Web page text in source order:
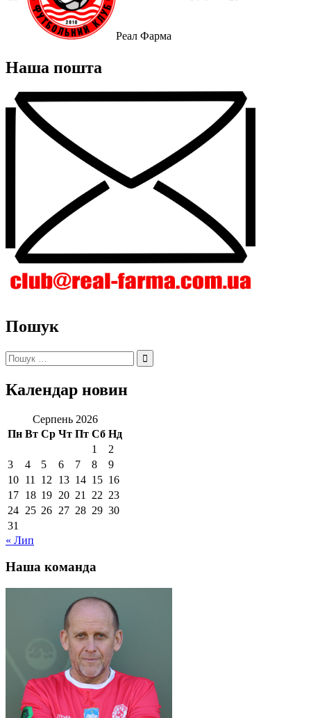
Реал Фарма
Наша пошта
Пошук
Пошук:
Календар новин
Серпень 2026
Пн Вт Ср Чт Пт Сб Нд
1
2
3
4 5 6 7 8
9
10 11 12 13 14 15 16
17 18 19 20 21 22 23
24 25 26 27 28 29 30
31
« Лип
Наша команда